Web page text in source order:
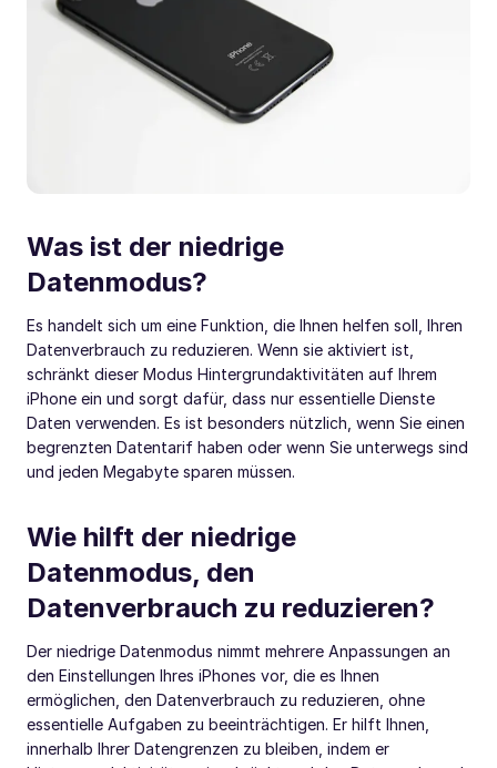
Was ist der niedrige
Datenmodus?
Es handelt sich um eine Funktion, die Ihnen helfen soll, Ihren
Datenverbrauch zu reduzieren. Wenn sie aktiviert ist,
schränkt dieser Modus Hintergrundaktivitäten auf Ihrem
iPhone ein und sorgt dafür, dass nur essentielle Dienste
Daten verwenden. Es ist besonders nützlich, wenn Sie einen
begrenzten Datentarif haben oder wenn Sie unterwegs sind
und jeden Megabyte sparen müssen.
Wie hilft der niedrige
Datenmodus, den
Datenverbrauch zu reduzieren?
Der niedrige Datenmodus nimmt mehrere Anpassungen an
den Einstellungen Ihres iPhones vor, die es Ihnen
ermöglichen, den Datenverbrauch zu reduzieren, ohne
essentielle Aufgaben zu beeinträchtigen. Er hilft Ihnen,
innerhalb Ihrer Datengrenzen zu bleiben, indem er